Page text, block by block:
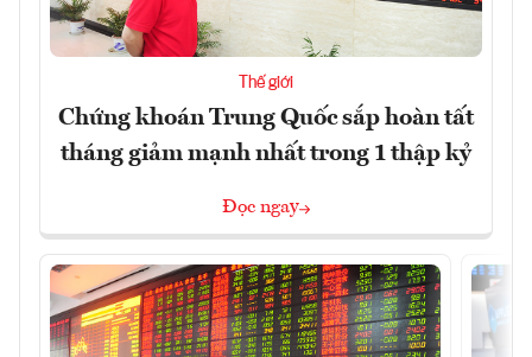
Thế giới
Chứng khoán Trung Quốc sắp hoàn tất
tháng giảm mạnh nhất trong 1 thập kỷ
Đọc ngay